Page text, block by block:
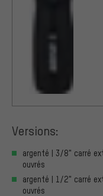
Versions:
argenté | 3/8" carré
ouvrés
argenté | 1/2" carré
ouvrés